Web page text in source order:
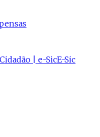
| e-SicE-Sic